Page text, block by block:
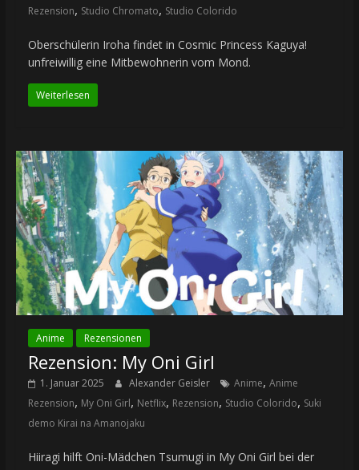
Rezension, Studio Chromato, Studio Colorido
Oberschülerin Iroha findet in Cosmic Princess Kaguya!
unfreiwillig eine Mitbewohnerin vom Mond.
Weiterlesen
Anime Rezensionen
Rezension: My Oni Girl
1. Januar 2025 Alexander Geisler Anime, Anime
Rezension, My Oni Girl, Netflix, Rezension, Studio Colorido, Suki
demo Kirai na Amanojaku
Hiiragi hilft Oni-Mädchen Tsumugi in My Oni Girl bei der